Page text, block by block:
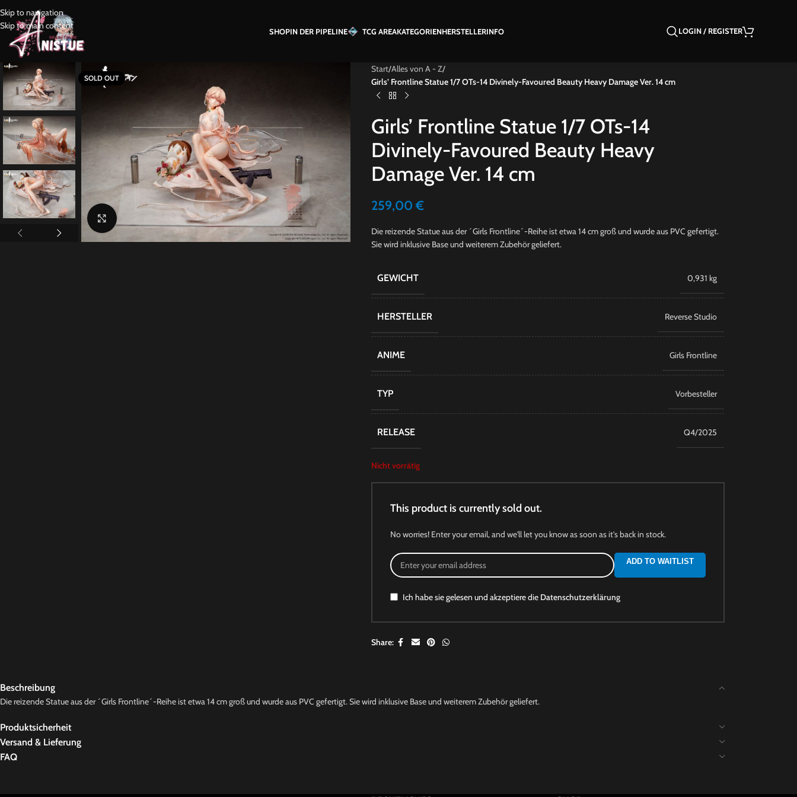
Skip to navigation
Skip to main content
SHOPIN DER PIPELINE TCG AREAKATEGORIENHERSTELLERINFO LOGIN / REGISTER
SOLD OUT
Start/Alles von A - Z/
Girls’ Frontline Statue 1/7 OTs-14 Divinely-Favoured Beauty Heavy Damage Ver. 14 cm
Girls’ Frontline Statue 1/7 OTs-14
Divinely-Favoured Beauty Heavy
Damage Ver. 14 cm
259,00€
Die reizende Statue aus der ´Girls Frontline´-Reihe ist etwa 14 cm groß und wurde aus PVC gefertigt.
Sie wird inklusive Base und weiterem Zubehör geliefert.
GEWICHT 0,931 kg
HERSTELLER Reverse Studio
ANIME Girls Frontline
TYP Vorbesteller
RELEASE Q4/2025
Nicht vorrätig
This product is currently sold out.
No worries! Enter your email, and we'll let you know as soon as it's back in stock.
ADD TO WAITLIST
Ich habe sie gelesen und akzeptiere die Datenschutzerklärung
Share:
Beschreibung
Die reizende Statue aus der ´Girls Frontline´-Reihe ist etwa 14 cm groß und wurde aus PVC gefertigt. Sie wird inklusive Base und weiterem Zubehör geliefert.
Produktsicherheit
Versand & Lieferung
FAQ